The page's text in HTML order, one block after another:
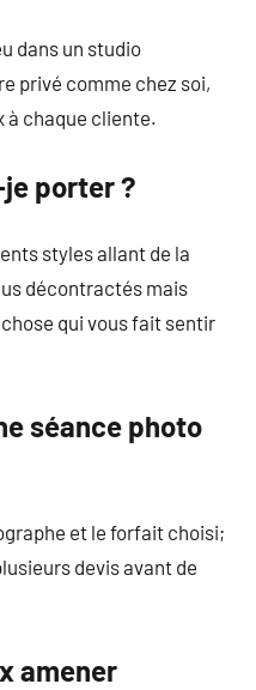
dans un studio
privé comme chez soi,
à chaque cliente.
porter ?
styles allant de la
décontractés mais
qui vous fait sentir
séance photo
et le forfait choisi;
devis avant de
amener